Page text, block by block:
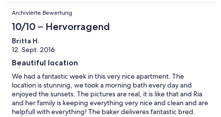
sich zwischen zwei anderen Häusern am Rand einer kleinen
Siedlung. Zwei Restaurants sind in unmittelbarer Nähe.
Morgens kam der griechische Bäcker mit einem Lieferwagen
vorbei. Das Haus ist mit allem ausgestattet, was man im Urlaub
benötigt. Während unseres Aufenthaltes wurde zweimal
geputzt, so dass alles immer sehr sauber war und auch frische
Handtücher da waren. Vor dem Haus befindet sich eine Terasse,
auf der wir in der Morgensonne gefrühstückt haben. Die
Terasse hinter dem Haus lag im Oktober überwiegend im
Schatten, was bei den kretischen Temperaturen durchaus von
Vorteil ist. Unsere Vermieterin Ria war stets für alles ansprechbar
(sie wohnt in der Nachbarschaft) und überraschte uns
zwischendurch auch mal mit einem selbstgebackenen Kuchen.
Archivierte Bewertung
10/10 – Hervorragend
Britta H.
12. Sept. 2016
Beautiful location
We had a fantastic week in this very nice apartment. The
location is stunning, we took a morning bath every day and
enjoyed the sunsets. The pictures are real, it is like that and Ria
and her family is keeping everything very nice and clean and are
helpfull with everything! The baker deliveres fantastic bred.